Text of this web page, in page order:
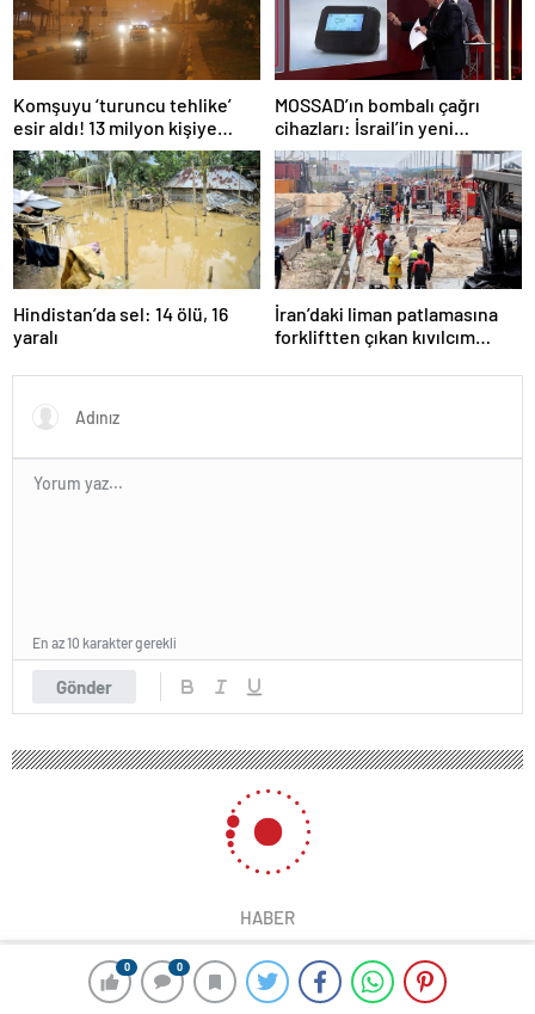
0 0
Komşuyu ‘turuncu tehlike’
esir aldı! 13 milyon kişiye
“evde kalın” uyarısı…
MOSSAD’ın bombalı çağrı
cihazları: İsrail’in yeni
suikastını MİT önledi
Hindistan’da sel: 14 ölü, 16
yaralı
İran’daki liman patlamasına
forkliftten çıkan kıvılcım
Gönder
En az 10 karakter gerekli
HABER